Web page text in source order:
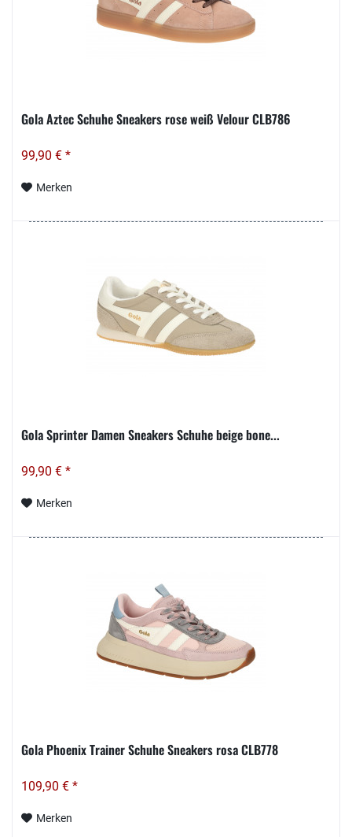
Gola Aztec Schuhe Sneakers rose weiß Velour CLB786
99,90 € *
Merken
Gola Sprinter Damen Sneakers Schuhe beige bone...
99,90 € *
Merken
Gola Phoenix Trainer Schuhe Sneakers rosa CLB778
109,90 € *
Merken